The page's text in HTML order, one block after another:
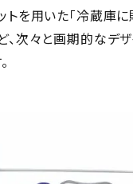
トを用いた「冷蔵庫
、次々と画期的なデ